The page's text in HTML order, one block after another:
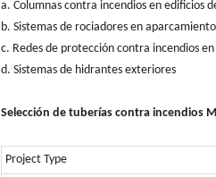
a. Columnas contra incendios en edificios
b. Sistemas de rociadores en
c. Redes de protección contra incendios
d. Sistemas de hidrantes exteriores
Selección de tuberías contra incendios
Project Type